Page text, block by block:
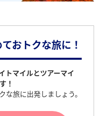
おトクな旅に！
トマイルとツアーマイ
！
な旅に出発しましょう。